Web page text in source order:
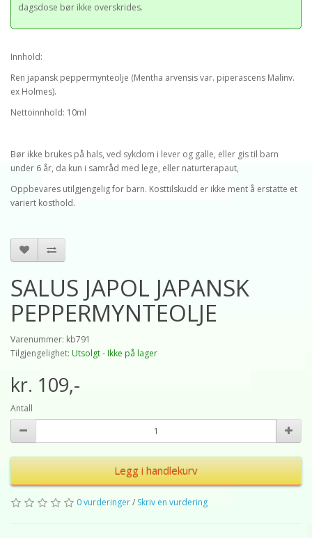
dagsdose bør ikke overskrides.
Innhold:
Ren japansk peppermynteolje (Mentha arvensis var. piperascens Malinv.
ex Holmes).
Nettoinnhold: 10ml
Bør ikke brukes på hals, ved sykdom i lever og galle, eller gis til barn
under 6 år, da kun i samråd med lege, eller naturterapaut,
Oppbevares utilgjengelig for barn. Kosttilskudd er ikke ment å erstatte et
variert kosthold.
SALUS JAPOL JAPANSK
PEPPERMYNTEOLJE
Varenummer: kb791
Tilgjengelighet: Utsolgt - Ikke på lager
kr. 109,-
Antall
Legg i handlekurv
0 vurderinger/ Skriv en vurdering